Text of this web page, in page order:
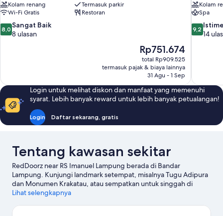
Kolam renang
Termasuk parkir
Wi-Fi Gratis
Restoran
8.0
dari
ulasan
8,0 Sangat Baik
8 ulasan
Harga
sekarang
Rp751.674
Rp751.674
total Rp909.525
termasuk pajak & biaya lainnya
31 Agu - 1 Sep
Kolam
Spa
9.2
dari
9,2
14
Login untuk melihat diskon dan manfaat yang memenuhi
syarat. Lebih banyak reward untuk lebih banyak petualangan!
Login Daftar sekarang, gratis
Tentang kawasan sekitar
RedDoorz near RS Imanuel Lampung berada di Bandar
Lampung. Kunjungi landmark setempat, misalnya Tugu Adipura
dan Monumen Krakatau, atau sempatkan untuk singgah di
Transmart Carrefour serta Mal Boemi Kedaton jika Anda ingin
selagi mengunjungi kota ini? Coba periksa Stadion Sumpah
Lihat selengkapnya